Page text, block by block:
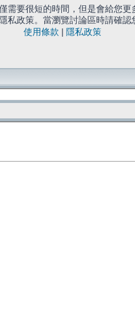
需要很短的時間，但是會給您
私政策。當瀏覽討論區時請確認
使用條款
隱私政策